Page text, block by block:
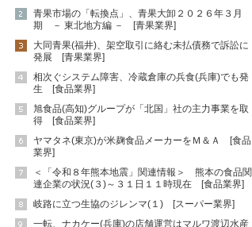
青果市場の「転換点」、青果大卸２０２６年３月
期 － 東北地方編 － [青果業界]
大同青果(福井)、架空取引に絡む未払債務で訴訟に
発展 [青果業界]
相次ぐシステム障害、冷蔵倉庫の兵食(兵庫)でも発
生 [食品業界]
旭食品(高知)グループが「北国」社の主力事業を取
得 [食品業界]
ヤマタネ(東京)が米麹食品メーカーをＭ＆Ａ [食品
業界]
＜「令和８年熊本地震」関連情報＞ 熊本の食品関
連企業の状況(３)～３１日１１時現在 [食品業界]
岐路に立つ生協のジレンマ(１) [スーパー業界]
一転、ナカケー(兵庫)の店舗運営はマルワ渡辺水産